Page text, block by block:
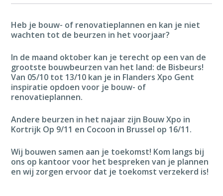
Heb je bouw- of renovatieplannen en kan je niet
wachten tot de beurzen in het voorjaar?
In de maand oktober kan je terecht op een van de
grootste bouwbeurzen van het land: de Bisbeurs!
Van 05/10 tot 13/10 kan je in Flanders Xpo Gent
inspiratie opdoen voor je bouw- of
renovatieplannen.
Andere beurzen in het najaar zijn Bouw Xpo in
Kortrijk Op 9/11 en Cocoon in Brussel op 16/11.
Wij bouwen samen aan je toekomst! Kom langs bij
ons op kantoor voor het bespreken van je plannen
en wij zorgen ervoor dat je toekomst verzekerd is!